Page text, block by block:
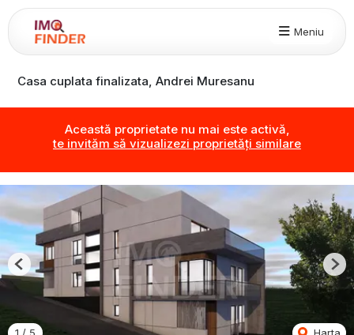
Meniu
Casa cuplata finalizata, Andrei Muresanu
Această proprietate nu mai este activă,
te invităm să vizualizezi proprietăți similare
Previous